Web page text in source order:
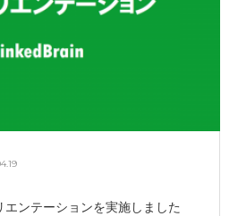
ンテーションを実施しました